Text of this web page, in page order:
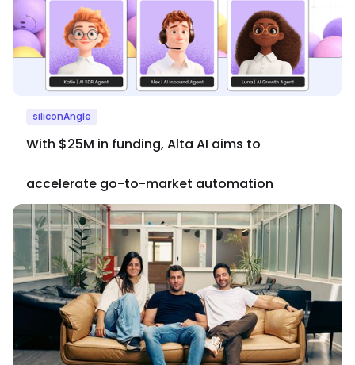
siliconAngle
With $25M in funding, Alta AI aims to
accelerate go-to-market automation